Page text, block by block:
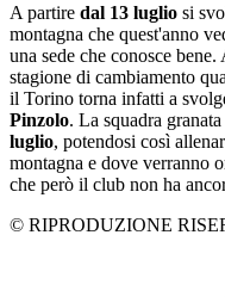
A partire dal 13 luglio si
montagna che quest'anno
una sede che conosce
stagione di cambiamento
il Torino torna infatti a
Pinzolo. La squadra
luglio, potendosi così
montagna e dove verranno
che però il club non ha
© RIPRODUZIONE